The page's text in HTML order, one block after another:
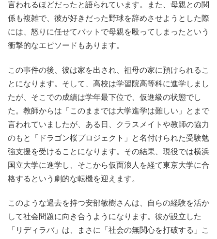
言われるほどだったと語られています。また、母親との関
係も複雑で、彼が好きだった野球を辞めさせようとした際
には、怒りに任せてバットで母親を殴ってしまったという
衝撃的なエピソードもあります。
この事件の後、彼は家を出され、祖母の家に預けられるこ
とになります。そして、高校は学習院高等科に進学しまし
たが、そこでの成績は学年最下位で、仮進級の状態でし
た。教師からは「このままでは大学進学は難しい」とまで
言われていましたが、ある日、クラスメイトや教師の協力
のもと「ドラゴン桜プロジェクト」と名付けられた受験勉
強支援を受けることになります。その結果、現役では横浜
国立大学に進学し、そこから仮面浪人を経て東京大学に合
格するという劇的な転機を迎えます。
このような過去を持つ安部敏樹さんは、自らの経験を活か
して社会問題に向き合うようになります。彼が設立した
「リディラバ」は、まさに「社会の無関心を打破する」こ